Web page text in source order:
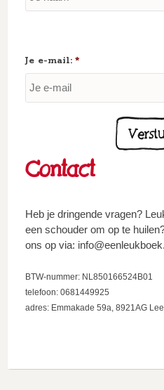
Je e-mail: *
Contact
Heb je dringende vragen?
een schouder om op te
ons op via:
BTW-nummer: NL850166524B01
telefoon: 0681449925
adres: Emmakade 59a, 8921AG